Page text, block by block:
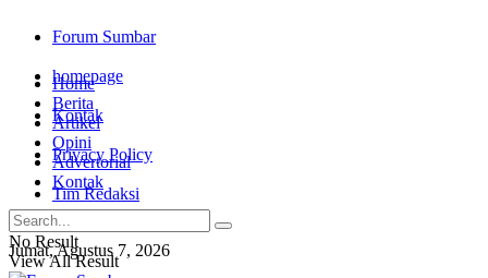
Forum Sumbar
homepage
Kontak
Privacy Policy
Tim Redaksi
Jumat, Agustus 7, 2026
Home
Berita
Artikel
Opini
Advertorial
Kontak
No Result
View All Result